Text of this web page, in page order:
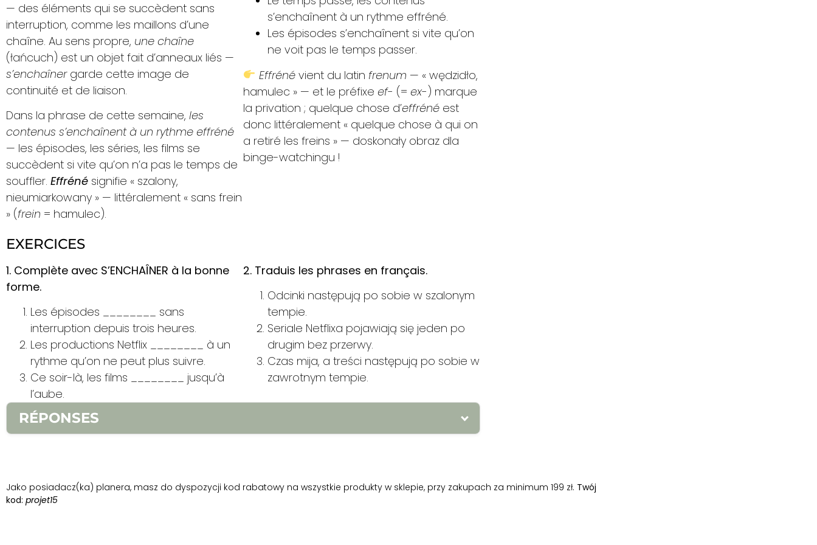
— des éléments qui se succèdent sans
interruption, comme les maillons d’une
chaîne. Au sens propre, une chaîne
(łańcuch) est un objet fait d’anneaux liés —
s’enchaînergarde cette image de
continuité et de liaison.
Dans la phrase de cette semaine, les
contenus s’enchaînent à un rythme effréné
— les épisodes, les séries, les films se
succèdent si vite qu’on n’a pas le temps de
souffler. Effréné signifie « szalony,
nieumiarkowany » — littéralement « sans frein
» (frein = hamulec).
s’enchaînent à un rythme effréné.
Les épisodes s’enchaînent si vite qu’on
ne voit pas le temps passer.
Effrénévient du latin frenum — « wędzidło,
hamulec » — et le préfixe ef- (= ex-) marque
la privation ; quelque chose d’effréné est
donc littéralement « quelque chose à qui on
a retiré les freins » — doskonały obraz dla
binge-watchingu !
EXERCICES
1. Complète avec S’ENCHAÎNER à la bonne
forme.
Les épisodes ________ sans
interruption depuis trois heures.
Les productions Netflix ________ à un
rythme qu’on ne peut plus suivre.
Ce soir-là, les films ________ jusqu’à
l’aube.
2. Traduis les phrases en français.
Odcinki następują po sobie w szalonym
tempie.
Seriale Netflixa pojawiają się jeden po
drugim bez przerwy.
Czas mija, a treści następują po sobie w
zawrotnym tempie.
RÉPONSES
passe, les contenus s’enchaînent à un rythme effréné.
Jako posiadacz(ka) planera, masz do dyspozycji kod rabatowy na wszystkie produkty w sklepie, przy zakupach za minimum 199 zł. Twój
kod: projet15